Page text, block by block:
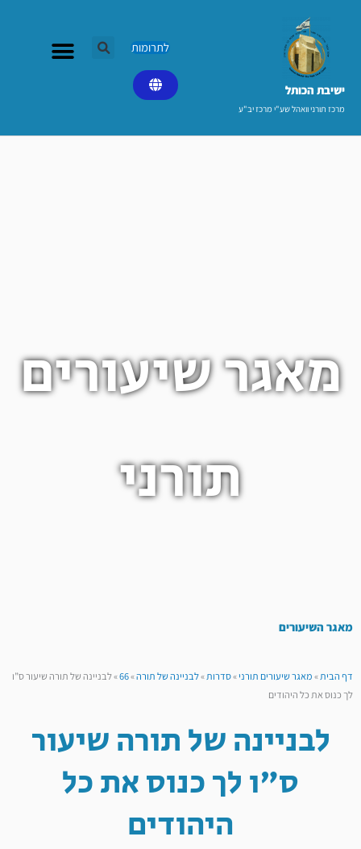
ישיבת הכותל​
מרכז תורני וואהל שע"י מרכז יב"ע
לתרומות
מאגר שיעורים
תורני
מאגר השיעורים
דף הבית»מאגר שיעורים תורני»סדרות»לבניינה של תורה»
66
»לבניינה של תורה שיעור ס”ו
לך כנוס את כל היהודים
לבניינה של תורה שיעור
ס"ו לך כנוס את כל
היהודים